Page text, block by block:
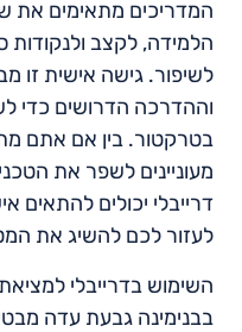
המדריכים מתאימים את
הלמידה, לקצב ולנקודות
לשיפור. גישה אישית
וההדרכה הדרושים כדי
בטרקטור. בין אם אתם
מעוניינים לשפר את
דרייבלי יכולים להתאים
לעזור לכם להשיג את
השימוש בדרייבלי
בבנימינה גבעת עדה